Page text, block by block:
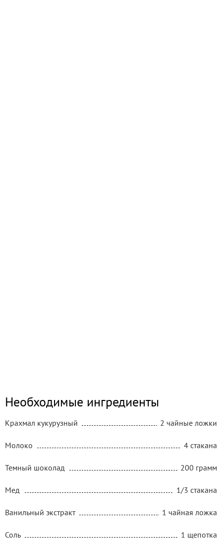
Необходимые ингредиенты
Крахмал кукурузный 2 чайные ложки
Молоко 4 стакана
Темный шоколад 200 грамм
Мед 1/3 стакана
Ванильный экстракт 1 чайная ложка
Соль 1 щепотка